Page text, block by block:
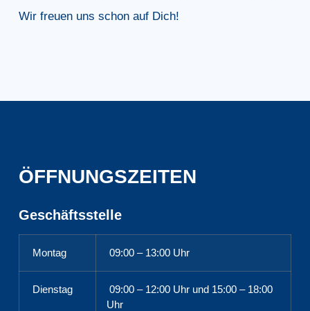
Wir freuen uns schon auf Dich!
ÖFFNUNGSZEITEN
Geschäftsstelle
Montag 09:00 – 13:00 Uhr
Dienstag
09:00 – 12:00 Uhr und 15:00 – 18:00
Uhr